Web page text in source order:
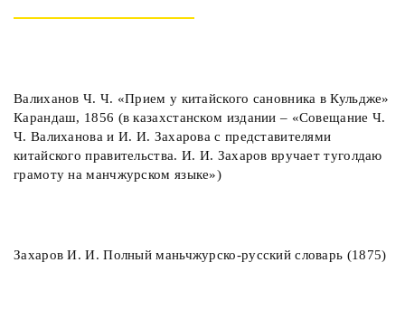
Валиханов Ч. Ч. «Прием у китайского сановника в Кульдже»
Карандаш, 1856 (в казахстанском издании – «Совещание Ч.
Ч. Валиханова и И. И. Захарова с представителями
китайского правительства. И. И. Захаров вручает туголдаю
грамоту на манчжурском языке»)
Захаров И. И. Полный маньчжурско-русский словарь (1875)